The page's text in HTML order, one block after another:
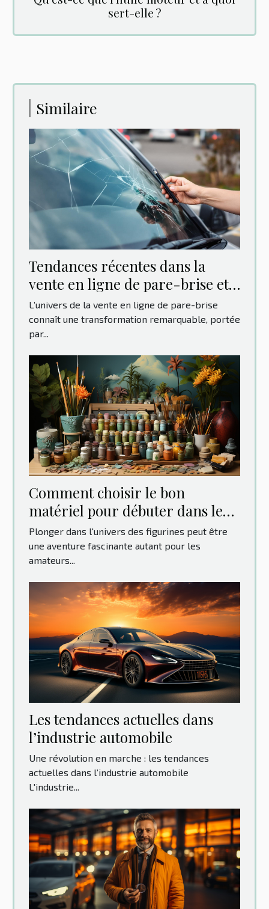
sert-elle ?
Similaire
Tendances récentes dans la
vente en ligne de pare-brise et
leur impact sur les
consommateurs
L’univers de la vente en ligne de pare-brise
connaît une transformation remarquable, portée
par...
Comment choisir le bon
matériel pour débuter dans le
monde des figurines
Plonger dans l'univers des figurines peut être
une aventure fascinante autant pour les
amateurs...
Les tendances actuelles dans
l’industrie automobile
Une révolution en marche : les tendances
actuelles dans l’industrie automobile
L'industrie...